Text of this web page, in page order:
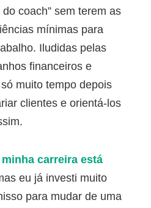
coach” sem terem as
mínimas para
Iludidas pelas
financeiros e
muito tempo depois
clientes e orientá-los
minha carreira está
eu já investi muito
para mudar de uma